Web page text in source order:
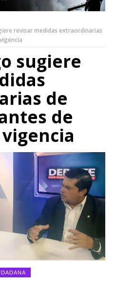
revisar medidas extraordinarias
sugiere
de
de